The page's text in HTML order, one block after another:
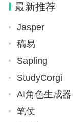
最新推荐
Jasper
稿易
Sapling
StudyCorgi
AI角色生成器
笔仗